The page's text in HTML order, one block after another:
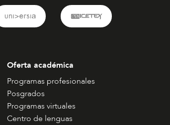
Oferta académica
Programas profesionales
Posgrados
Programas virtuales
Centro de lenguas